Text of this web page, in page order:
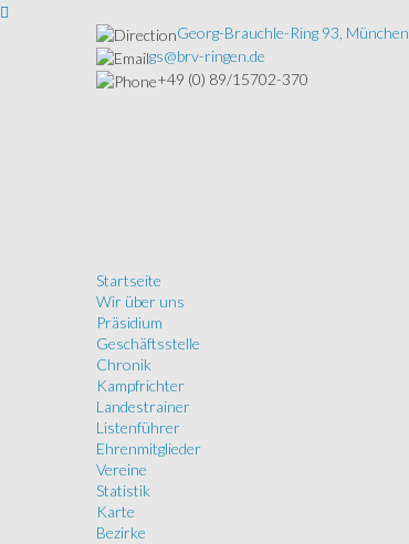
Georg-Brauchle-Ring 93, München
gs@brv-ringen.de
+49 (0) 89/15702-370
Startseite
Wir über uns
Präsidium
Geschäftsstelle
Chronik
Kampfrichter
Landestrainer
Listenführer
Ehrenmitglieder
Vereine
Statistik
Karte
Bezirke